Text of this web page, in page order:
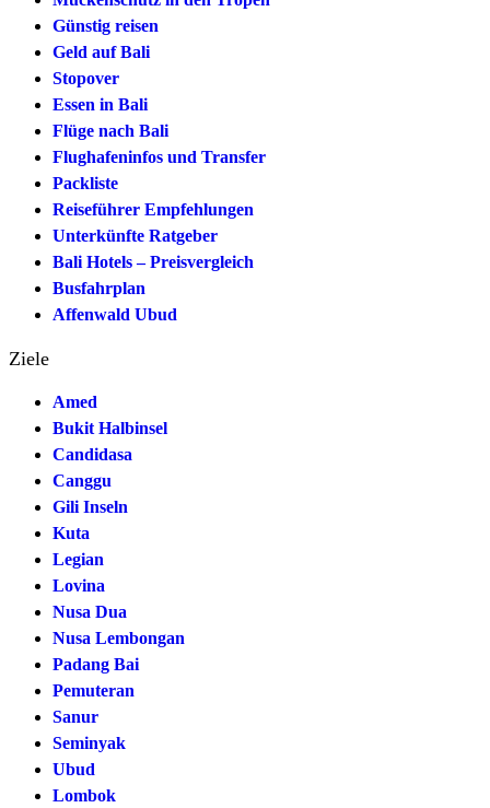
Günstig reisen
Geld auf Bali
Stopover
Essen in Bali
Flüge nach Bali
Flughafeninfos und Transfer
Packliste
Reiseführer Empfehlungen
Unterkünfte Ratgeber
Bali Hotels – Preisvergleich
Busfahrplan
Affenwald Ubud
Ziele
Amed
Bukit Halbinsel
Candidasa
Canggu
Gili Inseln
Kuta
Legian
Lovina
Nusa Dua
Nusa Lembongan
Padang Bai
Pemuteran
Sanur
Seminyak
Ubud
Lombok